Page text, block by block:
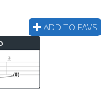
ADD TO FAVS